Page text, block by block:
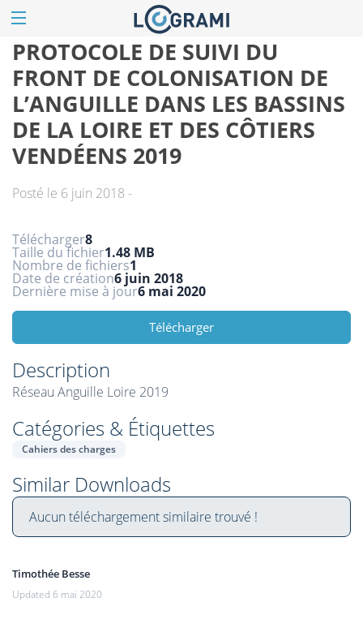
PROTOCOLE DE SUIVI DU
FRONT DE COLONISATION DE
L’ANGUILLE DANS LES BASSINS
DE LA LOIRE ET DES CÔTIERS
VENDÉENS 2019
Posté le 6 juin 2018 -
Télécharger8
Taille du fichier1.48 MB
Nombre de fichiers1
Date de création6 juin 2018
Dernière mise à jour6 mai 2020
Télécharger
Description
Réseau Anguille Loire 2019
Catégories & Étiquettes
Cahiers des charges
Similar Downloads
Aucun téléchargement similaire trouvé !
Timothée Besse
Updated 6 mai 2020